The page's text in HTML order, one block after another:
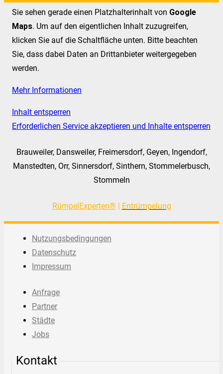
Sie sehen gerade einen Platzhalterinhalt von Google
Maps. Um auf den eigentlichen Inhalt zuzugreifen,
klicken Sie auf die Schaltfläche unten. Bitte beachten
Sie, dass dabei Daten an Drittanbieter weitergegeben
werden.
Mehr Informationen
Inhalt entsperren
Erforderlichen Service akzeptieren und Inhalte entsperren
Brauweiler, Dansweiler, Freimersdorf, Geyen, Ingendorf,
Manstedten, Orr, Sinnersdorf, Sinthern, Stommelerbusch,
Stommeln
RümpelExperten® Entrümpelung
Nutzungsbedingungen
Datenschutz
Impressum
Anfrage
Partner
Städte
Jobs
Kontakt